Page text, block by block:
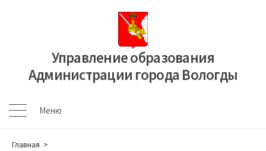
Управление образования
Администрации города Вологды
Меню
Меню
Главная >